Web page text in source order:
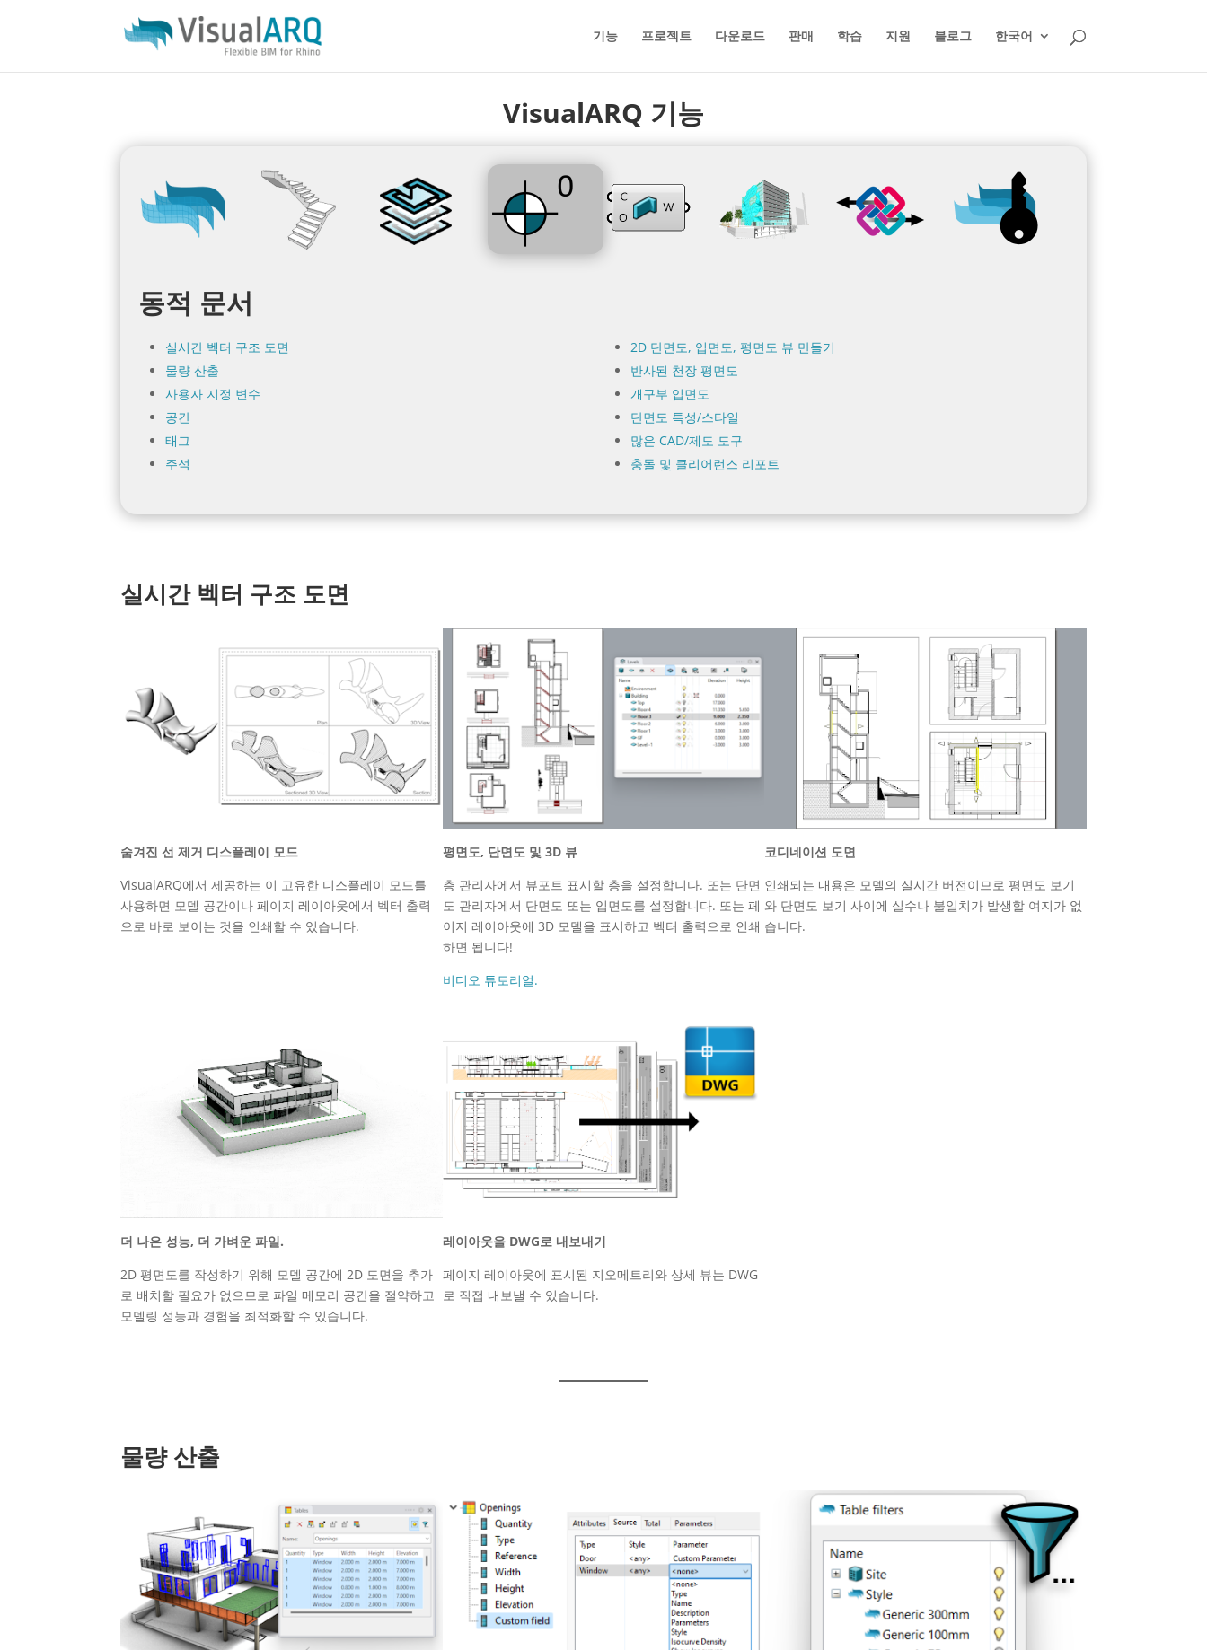
기능 프로젝트 다운로드 판매 학습 지원 블로그 한국어
VisualARQ 기능
동적 문서
실시간 벡터 구조 도면
물량 산출
사용자 지정 변수
공간
태그
주석
2D 단면도, 입면도, 평면도 뷰 만들기
반사된 천장 평면도
개구부 입면도
단면도 특성/스타일
많은 CAD/제도 도구
충돌 및 클리어런스 리포트
실시간 벡터 구조 도면
숨겨진 선 제거 디스플레이 모드
VisualARQ에서 제공하는 이 고유한 디스플레이 모드를
사용하면 모델 공간이나 페이지 레이아웃에서 벡터 출력
으로 바로 보이는 것을 인쇄할 수 있습니다.
평면도, 단면도 및 3D 뷰
층 관리자에서 뷰포트 표시할 층을 설정합니다. 또는 단면
도 관리자에서 단면도 또는 입면도를 설정합니다. 또는 페
이지 레이아웃에 3D 모델을 표시하고 벡터 출력으로 인쇄
하면 됩니다!
비디오 튜토리얼.
코디네이션 도면
인쇄되는 내용은 모델의 실시간 버전이므로 평면도 보기
와 단면도 보기 사이에 실수나 불일치가 발생할 여지가 없
습니다.
더 나은 성능, 더 가벼운 파일.
2D 평면도를 작성하기 위해 모델 공간에 2D 도면을 추가
로 배치할 필요가 없으므로 파일 메모리 공간을 절약하고
모델링 성능과 경험을 최적화할 수 있습니다.
레이아웃을 DWG로 내보내기
페이지 레이아웃에 표시된 지오메트리와 상세 뷰는 DWG
로 직접 내보낼 수 있습니다.
물량 산출